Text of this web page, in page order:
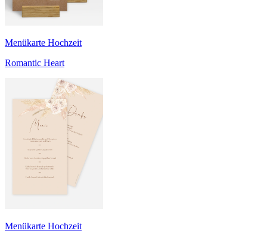
Menükarte Hochzeit
Romantic Heart
Menükarte Hochzeit